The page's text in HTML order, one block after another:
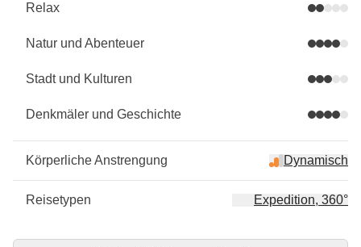
Relax
Natur und Abenteuer
Stadt und Kulturen
Denkmäler und Geschichte
Körperliche Anstrengung Dynamisch
Reisetypen Expedition, 360°